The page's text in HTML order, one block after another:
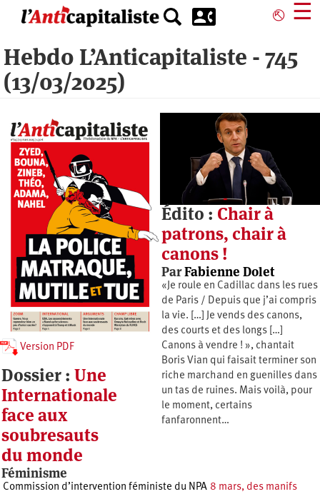
principal
⎋ ☰
Hebdo L’Anticapitaliste - 745
(13/03/2025)
Édito : Chair à
patrons, chair à
canons !
ParFabienne Dolet
«Je roule en Cadillac dans les rues
de Paris / Depuis que j’ai compris
la vie. […] Je vends des canons,
des courts et des longs […]
Canons à vendre ! », chantait
Boris Vian qui faisait terminer son
riche marchand en guenilles dans
un tas de ruines. Mais voilà, pour
le moment, certains
fanfaronnent…
Version PDF
Dossier : Une
Internationale
face aux
soubresauts
du monde
Féminisme
Commission d’intervention féministe du NPA 8 mars, des manifs